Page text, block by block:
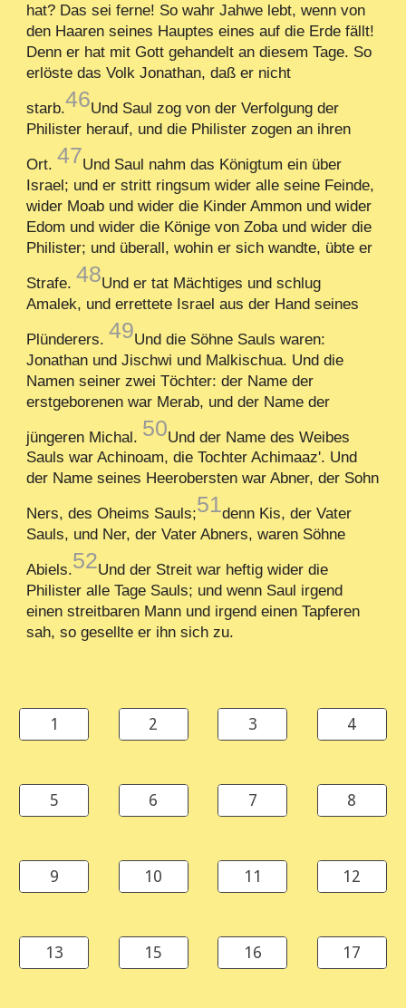
hat? Das sei ferne! So wahr Jahwe lebt, wenn von
den Haaren seines Hauptes eines auf die Erde fällt!
Denn er hat mit Gott gehandelt an diesem Tage. So
erlöste das Volk Jonathan, daß er nicht
starb.46Und Saul zog von der Verfolgung der
Philister herauf, und die Philister zogen an ihren
Ort.47Und Saul nahm das Königtum ein über
Israel; und er stritt ringsum wider alle seine Feinde,
wider Moab und wider die Kinder Ammon und wider
Edom und wider die Könige von Zoba und wider die
Philister; und überall, wohin er sich wandte, übte er
Strafe.48Und er tat Mächtiges und schlug
Amalek, und errettete Israel aus der Hand seines
Plünderers.49Und die Söhne Sauls waren:
Jonathan und Jischwi und Malkischua. Und die
Namen seiner zwei Töchter: der Name der
erstgeborenen war Merab, und der Name der
jüngeren Michal. 50Und der Name des Weibes
Sauls war Achinoam, die Tochter Achimaaz'. Und
der Name seines Heerobersten war Abner, der Sohn
Ners, des Oheims Sauls;51denn Kis, der Vater
Sauls, und Ner, der Vater Abners, waren Söhne
Abiels.52Und der Streit war heftig wider die
Philister alle Tage Sauls; und wenn Saul irgend
einen streitbaren Mann und irgend einen Tapferen
sah, so gesellte er ihn sich zu.
1 2 3 4
5 6 7 8
9 10 11 12
13 15 16 17